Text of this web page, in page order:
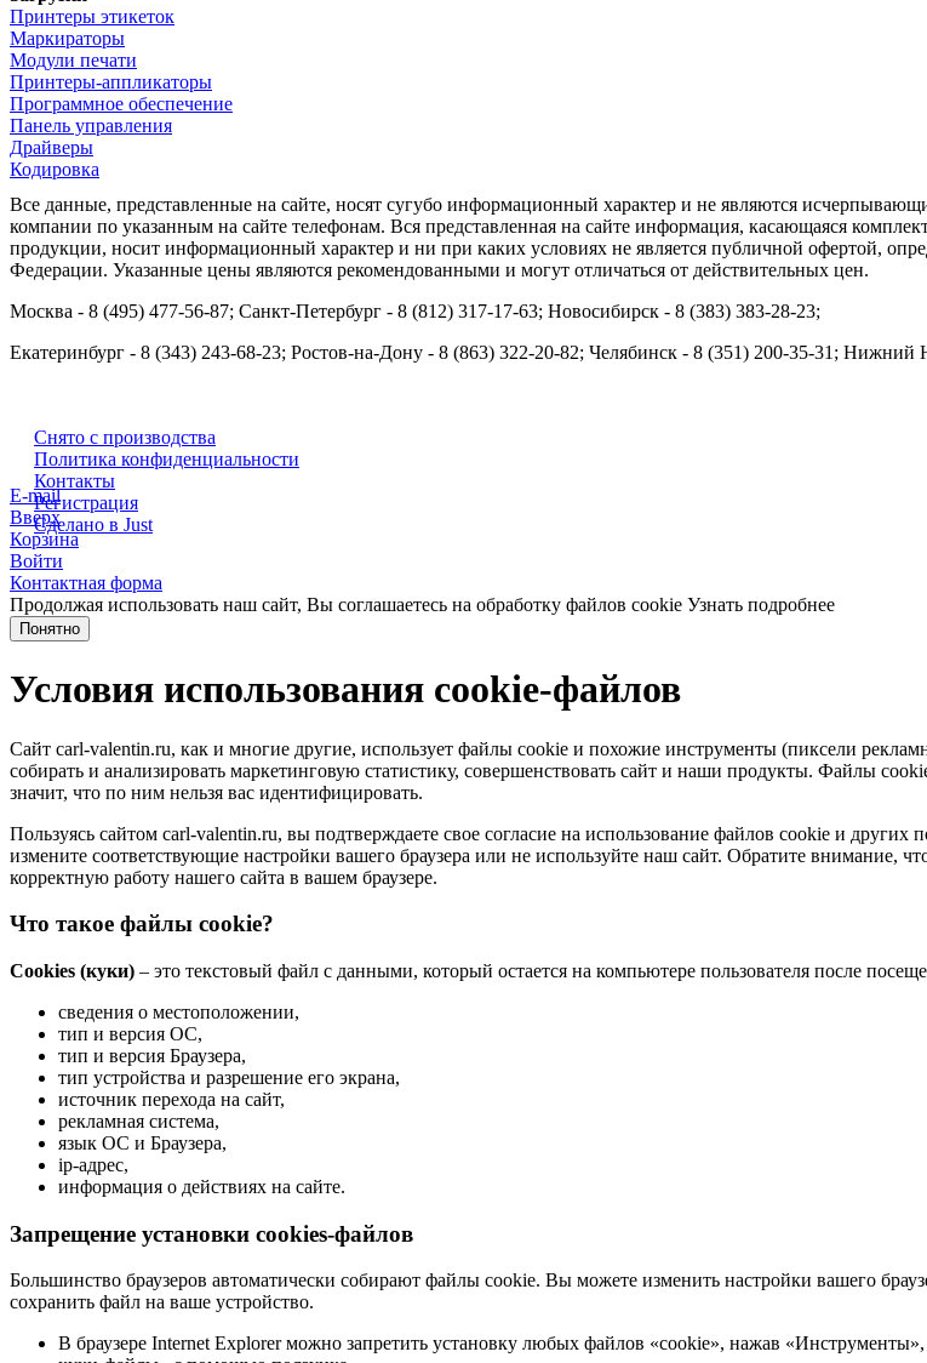
Принтеры этикеток
Маркираторы
Модули печати
Принтеры-аппликаторы
Программное обеспечение
Панель управления
Драйверы
Кодировка
Все данные, представленные на сайте, носят сугубо информационный характер и не являются
компании по указанным на сайте телефонам. Вся представленная на сайте информация, касающаяся
продукции, носит информационный характер и ни при каких условиях не является публичной офертой,
Федерации. Указанные цены являются рекомендованными и могут отличаться от действительных цен.
Москва - 8 (495) 477-56-87; Санкт-Петербург - 8 (812) 317-17-63; Новосибирск - 8 (383) 383-28-23;
Екатеринбург - 8 (343) 243-68-23; Ростов-на-Дону - 8 (863) 322-20-82; Челябинск - 8 (351) 200-35-31; Нижний
Снято с производства
Политика конфиденциальности
Контакты
Регистрация
Сделано в Just
E-mail
Вверх
Корзина
Войти
Контактная форма
Продолжая использовать наш сайт, Вы соглашаетесь на обработку файлов cookie Узнать подробнее
Понятно
Условия использования cookie-файлов
Сайт carl-valentin.ru, как и многие другие, использует файлы cookie и похожие инструменты (пиксели
собирать и анализировать маркетинговую статистику, совершенствовать сайт и наши продукты. Файлы
значит, что по ним нельзя вас идентифицировать.
Пользуясь сайтом carl-valentin.ru, вы подтверждаете свое согласие на использование файлов cookie и
измените соответствующие настройки вашего браузера или не используйте наш сайт. Обратите внимание,
корректную работу нашего сайта в вашем браузере.
Что такое файлы cookie?
Cookies (куки) – это текстовый файл с данными, который остается на компьютере пользователя после
сведения о местоположении,
тип и версия ОС,
тип и версия Браузера,
тип устройства и разрешение его экрана,
источник перехода на сайт,
рекламная система,
язык ОС и Браузера,
ip-адрес,
информация о действиях на сайте.
Запрещение установки cookies-файлов
Большинство браузеров автоматически собирают файлы cookie. Вы можете изменить настройки вашего
сохранить файл на ваше устройство.
В браузере Internet Explorer можно запретить установку любых файлов «cookie», нажав